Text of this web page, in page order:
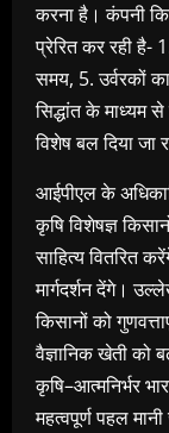
करना है। कंपनी
प्रेरित कर रही है-
समय, 5. उर्वरकों
सिद्धांत के माध्यम
विशेष बल दिया जा
आईपीएल के
कृषि विशेषज्ञ
साहित्य वितरित
मार्गदर्शन देंगे।
किसानों को
वैज्ञानिक खेती को
कृषि–आत्मनिर्भर
महत्वपूर्ण पहल